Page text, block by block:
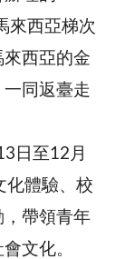
來西亞梯次
西亞的金
同返臺走
日至12月
化體驗、校
，帶領青年
文化。